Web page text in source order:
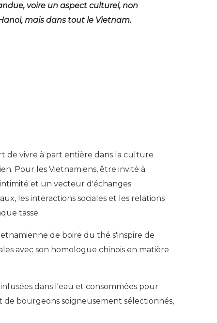
voire un aspect culturel, non
mais dans tout le Vietnam.
de vivre à part entière dans la culture
Pour les Vietnamiens, être invité à
et un vecteur d'échanges
les interactions sociales et les relations
tasse.
de boire du thé s'inspire de
avec son homologue chinois en matière
dans l'eau et consommées pour
de bourgeons soigneusement sélectionnés,